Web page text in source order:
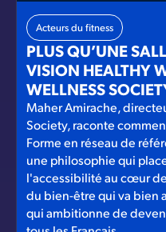
Acteurs du fitness
PLUS QU’UNE
VISION HEALTHY
WELLNESS
Maher Amirache,
Society, raconte
Forme en réseau de
une philosophie qui
l'accessibilité au cœur
du bien-être qui va bien
qui ambitionne de